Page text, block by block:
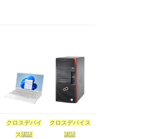
クロスデバイ
ス認証
クロスデバイス
認証